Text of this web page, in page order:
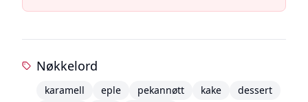
Nøkkelord
karamell eple pekannøtt kake
dessert